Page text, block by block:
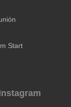
Start